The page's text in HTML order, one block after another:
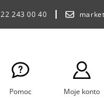
22 243 00 40
Pomoc Moje konto